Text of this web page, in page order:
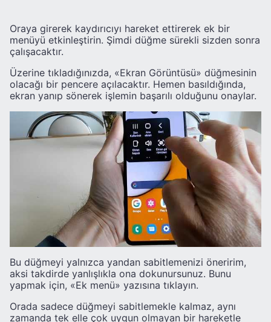
Oraya girerek kaydırıcıyı hareket ettirerek ek bir
menüyü etkinleştirin. Şimdi düğme sürekli sizden sonra
çalışacaktır.
Üzerine tıkladığınızda, «Ekran Görüntüsü» düğmesinin
olacağı bir pencere açılacaktır. Hemen basıldığında,
ekran yanıp sönerek işlemin başarılı olduğunu onaylar.
Bu düğmeyi yalnızca yandan sabitlemenizi öneririm,
aksi takdirde yanlışlıkla ona dokunursunuz. Bunu
yapmak için, «Ek menü» yazısına tıklayın.
Orada sadece düğmeyi sabitlemekle kalmaz, aynı
zamanda tek elle çok uygun olmayan bir hareketle